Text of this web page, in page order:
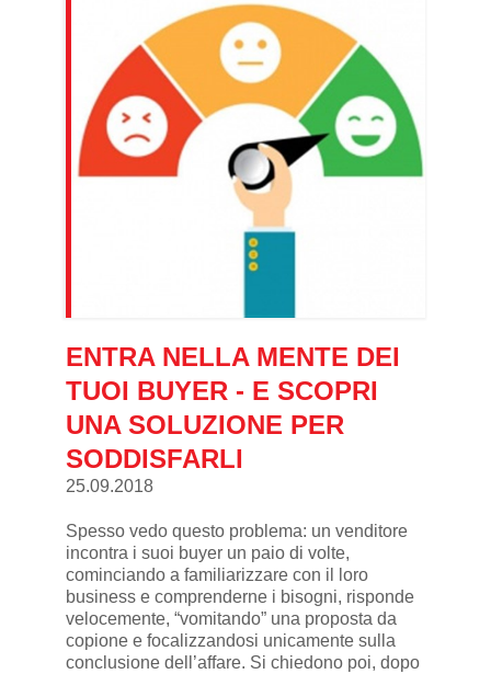
ENTRA NELLA MENTE DEI
TUOI BUYER - E SCOPRI
UNA SOLUZIONE PER
SODDISFARLI
25.09.2018
Spesso vedo questo problema: un venditore
incontra i suoi buyer un paio di volte,
cominciando a familiarizzare con il loro
business e comprenderne i bisogni, risponde
velocemente, “vomitando” una proposta da
copione e focalizzandosi unicamente sulla
conclusione dell’affare. Si chiedono poi, dopo